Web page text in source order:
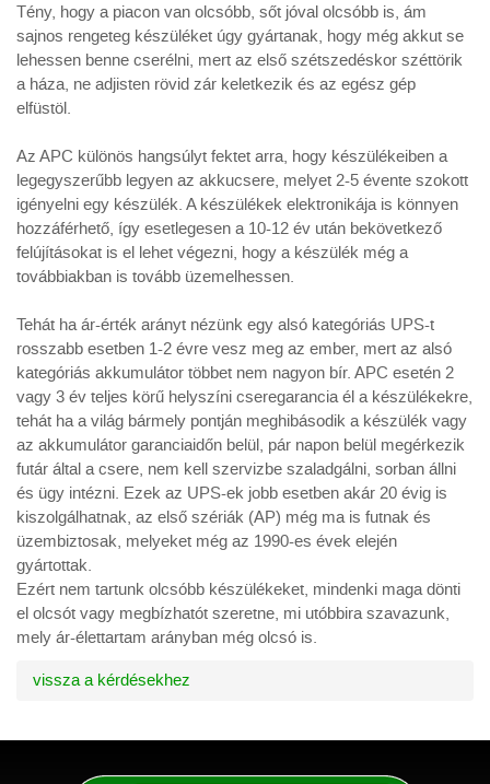
Tény, hogy a piacon van olcsóbb, sőt jóval olcsóbb is, ám
sajnos rengeteg készüléket úgy gyártanak, hogy még akkut se
lehessen benne cserélni, mert az első szétszedéskor széttörik
a háza, ne adjisten rövid zár keletkezik és az egész gép
elfüstöl.
Az APC különös hangsúlyt fektet arra, hogy készülékeiben a
legegyszerűbb legyen az akkucsere, melyet 2-5 évente szokott
igényelni egy készülék. A készülékek elektronikája is könnyen
hozzáférhető, így esetlegesen a 10-12 év után bekövetkező
felújításokat is el lehet végezni, hogy a készülék még a
továbbiakban is tovább üzemelhessen.
Tehát ha ár-érték arányt nézünk egy alsó kategóriás UPS-t
rosszabb esetben 1-2 évre vesz meg az ember, mert az alsó
kategóriás akkumulátor többet nem nagyon bír. APC esetén 2
vagy 3 év teljes körű helyszíni cseregarancia él a készülékekre,
tehát ha a világ bármely pontján meghibásodik a készülék vagy
az akkumulátor garanciaidőn belül, pár napon belül megérkezik
futár által a csere, nem kell szervizbe szaladgálni, sorban állni
és ügy intézni. Ezek az UPS-ek jobb esetben akár 20 évig is
kiszolgálhatnak, az első szériák (AP) még ma is futnak és
üzembiztosak, melyeket még az 1990-es évek elején
gyártottak.
Ezért nem tartunk olcsóbb készülékeket, mindenki maga dönti
el olcsót vagy megbízhatót szeretne, mi utóbbira szavazunk,
mely ár-élettartam arányban még olcsó is.
vissza a kérdésekhez